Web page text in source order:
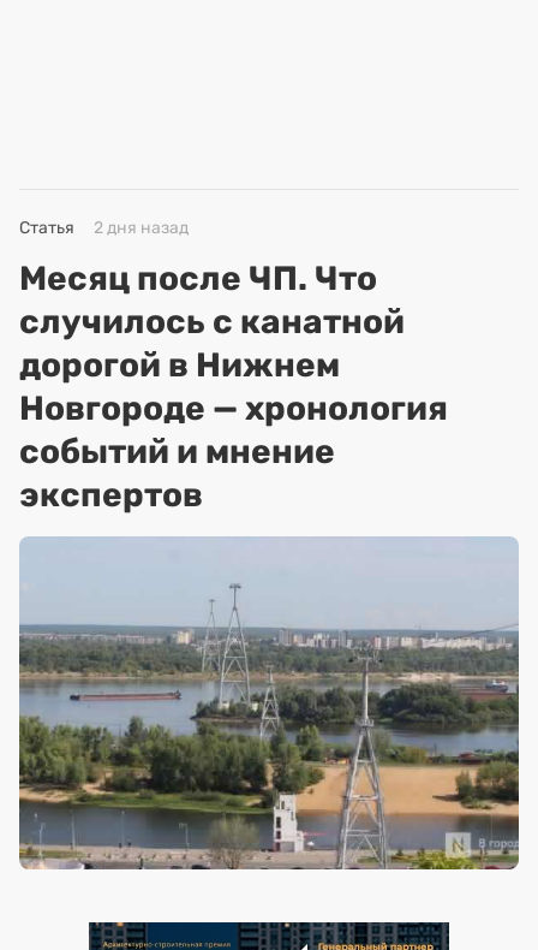
Статья 2 дня назад
Месяц после ЧП. Что
случилось с канатной
дорогой в Нижнем
Новгороде — хронология
событий и мнение
экспертов